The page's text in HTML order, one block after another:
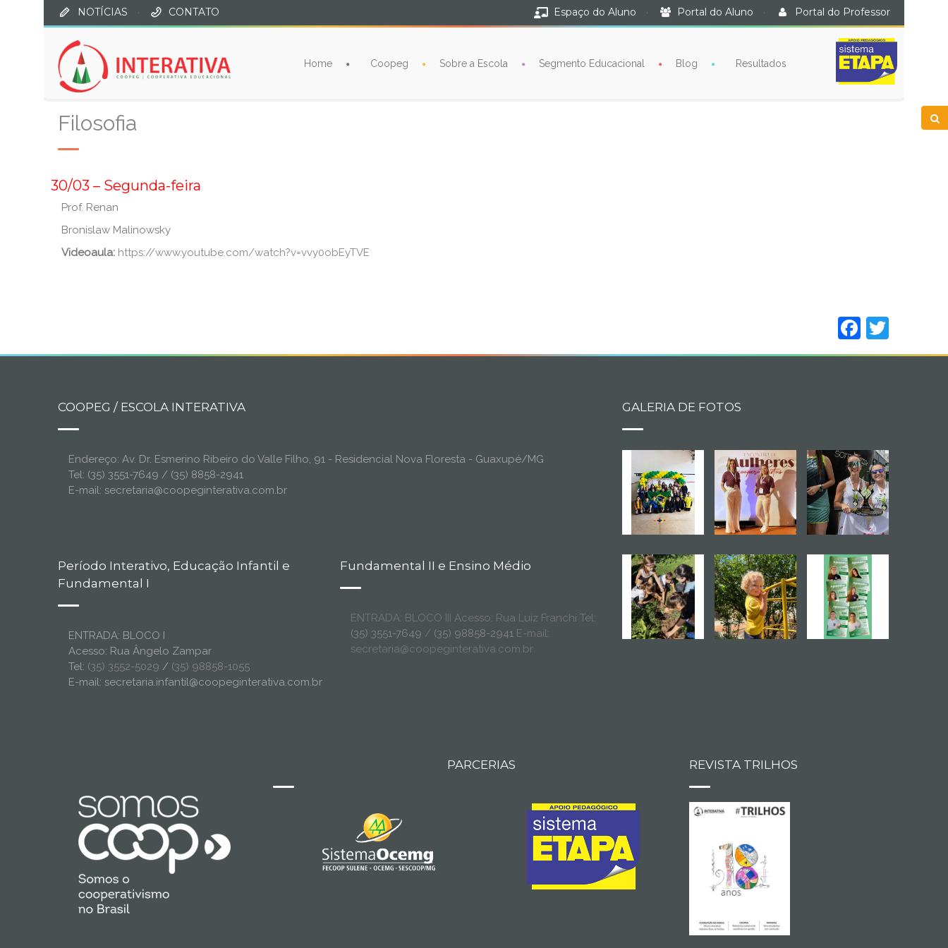
NOTÍCIAS · CONTATO Espaço do Aluno · Portal do Aluno · Portal do Professor
Home Coopeg Sobre a Escola Segmento Educacional Blog Resultados
Filosofia
30/03 – Segunda-feira
Prof. Renan
Bronislaw Malinowsky
Videoaula: https://www.youtube.com/watch?v=vvy0obEyTVE
COOPEG / ESCOLA INTERATIVA
Endereço: Av. Dr. Esmerino Ribeiro do Valle Filho, 91 - Residencial Nova Floresta - Guaxupé/MG
Tel: (35) 3551-7649 / (35) 8858-2941
E-mail: secretaria@coopeginterativa.com.br
Período Interativo, Educação Infantil e
Fundamental I
ENTRADA: BLOCO I
Acesso: Rua Ângelo Zampar
Tel: (35) 3552-5029 / (35) 98858-1055
E-mail: secretaria.infantil@coopeginterativa.com.br
Fundamental II e Ensino Médio
ENTRADA: BLOCO III Acesso: Rua Luiz Franchi Tel:
(35) 3551-7649 / (35) 98858-2941E-mail:
secretaria@coopeginterativa.com.br
GALERIA DE FOTOS
PARCERIAS REVISTA TRILHOS